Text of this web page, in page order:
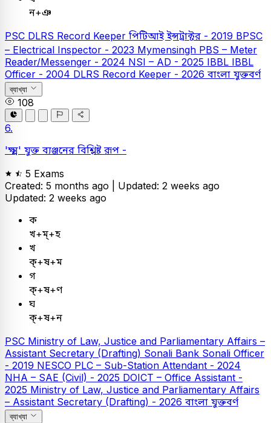
ন+ঞ
PSC DLRS Record Keeper পিটিআই ইন্সট্রাক্টর - 2019 BPSC
– Electrical Inspector - 2023 Mymensingh PBS – Meter
Reader/Messenger - 2024 NSI – AD - 2025 IBBL IBBL
Officer - 2004 DLRS Record Keeper - 2026 বাংলা যুক্তবর্ণ
ব্যাখ্যা
108
6.
'ক্ষ্ম' যুক্ত ব্যঞ্জনের বিশ্লিষ্ট রূপ -
5 Exams
Created: 5 months ago | Updated: 2 weeks ago
Updated: 2 weeks ago
ক
খ+ম্+হ
খ
ক্+ষ+ম
গ
ক্+ষ+ণ
ঘ
ক্+ষ+ন
PSC Ministry of Law, Justice and Parliamentary Affairs –
Assistant Secretary (Drafting) Sonali Bank Sonali Officer
- 2019 NESCO PLC – Sub-Station Attendant - 2024
NHA – SAE (Civil) - 2025 DOICT – Office Assistant -
2025 Ministry of Law, Justice and Parliamentary Affairs
– Assistant Secretary (Drafting) - 2026 বাংলা যুক্তবর্ণ
ব্যাখ্যা